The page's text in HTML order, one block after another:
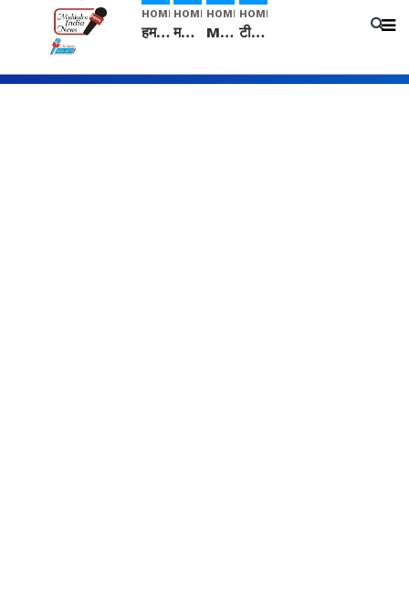
HOME
हम सनातनी..." सांसद kangana Ranaut से क्या बोली लड़की? Viral Jantar-Mantar | CJP protest
HOME
मनीषा हत्याकांड: हत्या, आत्महत्या या कोई बड़ा राज? | Full Story | Josh Haryana
HOME
Mangalsutra: हिंदू धर्म में शादी के बाद मंगलसूत्र क्यों पहनती है महिलाएं, किसने शुरु की ये परंपरा
HOME
टीम बीकेई ने एग्रीकल्चर ग्रेड की यूरिया खाद गट्टों में बदलकर टेक्निकल ग्रेड में बेचने वालों पर करवाई कार्रवाई: लखविंदर सिंह औलख